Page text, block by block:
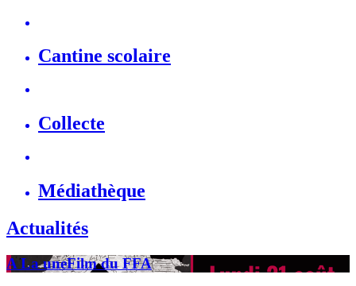
Cantine scolaire
Collecte
Médiathèque
Actualités
A La uneFilm du FFA